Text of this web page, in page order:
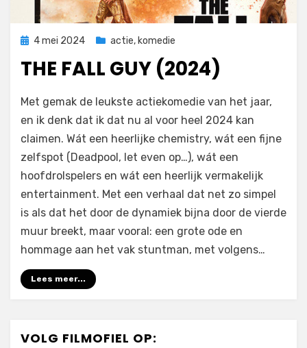
Geplaatst
4 mei 2024 actie, komedie
THE FALL GUY (2024)
door Filmofiel.nl
Met gemak de leukste actiekomedie van het jaar,
en ik denk dat ik dat nu al voor heel 2024 kan
claimen. Wát een heerlijke chemistry, wát een fijne
zelfspot (Deadpool, let even op…), wát een
hoofdrolspelers en wát een heerlijk vermakelijk
entertainment. Met een verhaal dat net zo simpel
is als dat het door de dynamiek bijna door de vierde
muur breekt, maar vooral: een grote ode en
hommage aan het vak stuntman, met volgens…
Lees meer...
VOLG FILMOFIEL OP: